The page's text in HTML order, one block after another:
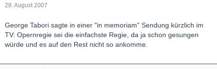
28. August 2007
George Tabori sagte in einer "in memoriam" Sendung kürzlich im
TV: Opernregie sei die einfachste Regie, da ja schon gesungen
würde und es auf den Rest nicht so ankomme.